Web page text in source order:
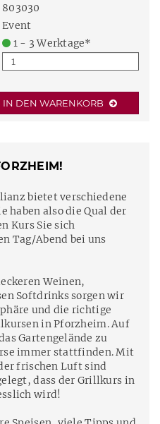
803030
Event
1 - 3 Werktage*
IN DEN WARENKORB
bietet verschiedene
haben also die Qual der
Kurs Sie sich
Tag/Abend bei uns
Weinen,
Softdrinks sorgen wir
und die richtige
in Pforzheim. Auf
Gartengelände zu
immer stattfinden. Mit
frischen Luft sind
dass der Grillkurs in
wird!